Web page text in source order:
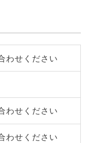
わせください
わせください
わせください